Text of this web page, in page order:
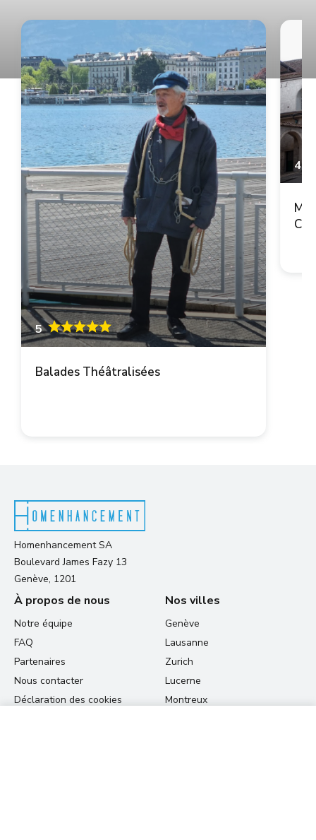
5
Balades Théâtralisées
4.9
Homenhancement SA
Boulevard James Fazy 13
Genève, 1201
À propos de nous
Notre équipe
FAQ
Partenaires
Nous contacter
Déclaration des cookies
Nos villes
Genève
Lausanne
Zurich
Lucerne
Montreux